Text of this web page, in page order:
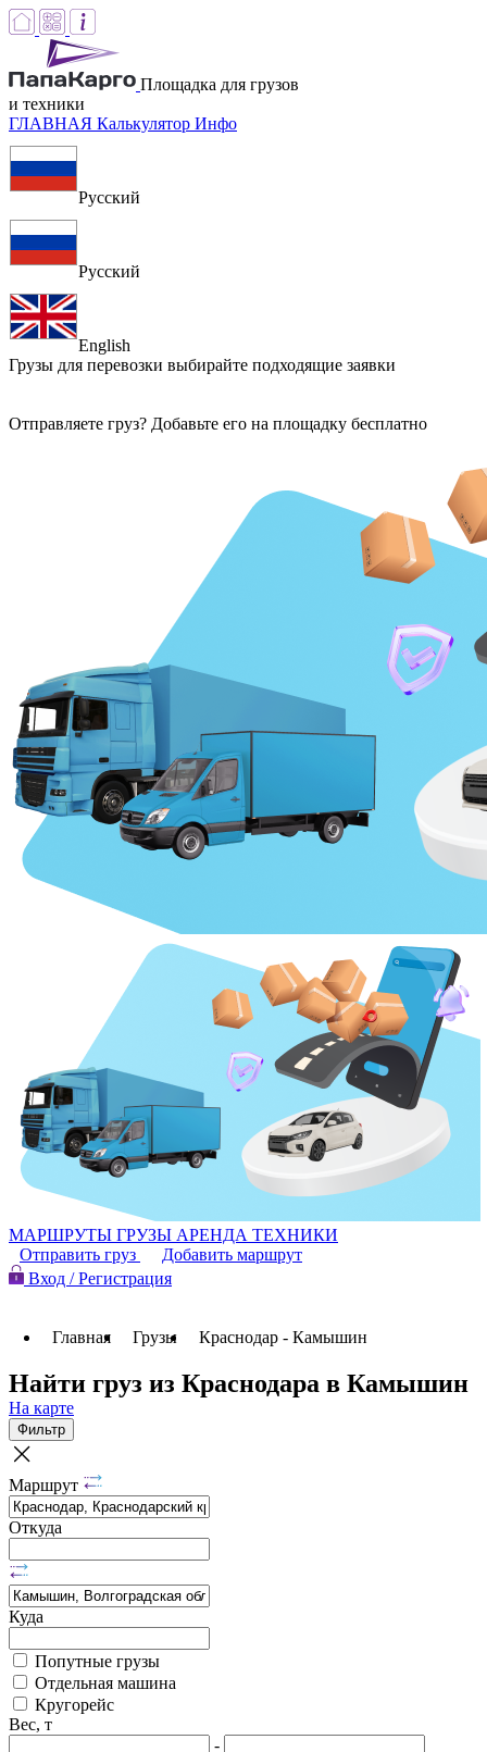
Площадка для грузов
и техники
ГЛАВНАЯ Калькулятор Инфо
Русский
Русский
English
Грузы для перевозки выбирайте подходящие заявки
Отправляете груз? Добавьте его на площадку бесплатно
МАРШРУТЫ ГРУЗЫ АРЕНДА ТЕХНИКИ
Отправить груз
Добавить маршрут
Вход / Регистрация
Главная Грузы Краснодар - Камышин
Найти груз из Краснодара в Камышин
На карте
Фильтр
Маршрут
Откуда
Куда
Попутные грузы
Отдельная машина
Кругорейс
Вес, т
-